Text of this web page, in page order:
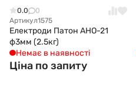
0.0
0
Артикул1575
Електроди Патон АНО-21
ф3мм (2.5кг)
Немає в наявності
Ціна по запиту